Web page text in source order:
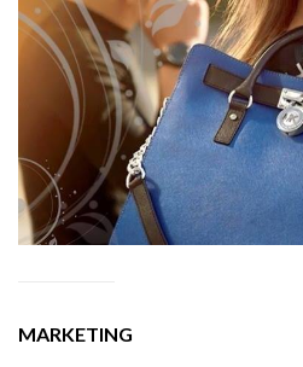
MARKETING